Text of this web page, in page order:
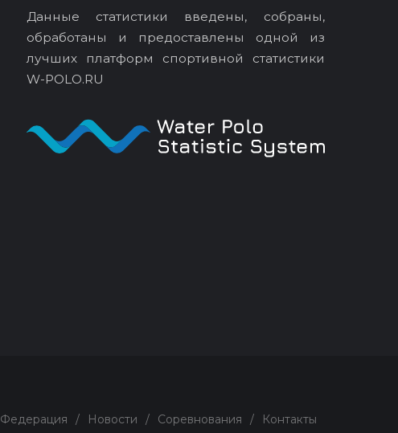
Данные статистики введены, собраны,
обработаны и предоставлены одной из
лучших платформ спортивной статистики
W-POLO.RU
Федерация / Новости / Соревнования / Контакты